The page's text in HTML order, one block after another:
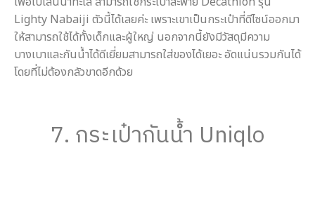
Lighty Nabaiji ตัวนี้ได้เลยค่ะ เพราะเขาเป็นกระเป๋าที่ดีไซน์ออกมา
ให้สามารถใช้ได้ทั้งเด็กและผู้ใหญ่ นอกจากนี้ยังมีวัสดุมีความ
บางเบาและกันน้ำได้ดีเยี่ยมสามารถใส่ของได้เยอะ อัดแน่นรวมกันได้
โดยที่ไม่ต้องกลัวขาดอีกด้วย
7. กระเป๋ากันน้ำ Uniqlo